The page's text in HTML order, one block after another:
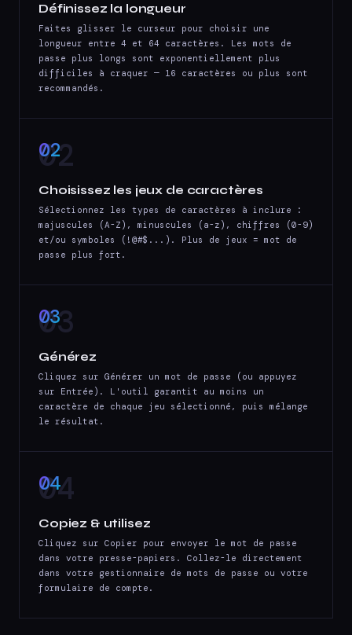
Définissez la longueur
Faites glisser le curseur pour choisir une
longueur entre 4 et 64 caractères. Les mots de
passe plus longs sont exponentiellement plus
difficiles à craquer — 16 caractères ou plus sont
recommandés.
02
Choisissez les jeux de caractères
Sélectionnez les types de caractères à inclure :
majuscules (A-Z), minuscules (a-z), chiffres (0-9)
et/ou symboles (!@#$...). Plus de jeux = mot de
passe plus fort.
03
Générez
Cliquez sur Générer un mot de passe (ou appuyez
sur Entrée). L'outil garantit au moins un
caractère de chaque jeu sélectionné, puis mélange
le résultat.
04
Copiez & utilisez
Cliquez sur Copier pour envoyer le mot de passe
dans votre presse-papiers. Collez-le directement
dans votre gestionnaire de mots de passe ou votre
formulaire de compte.